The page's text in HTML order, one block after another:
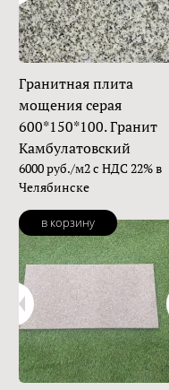
Гранитная плита
мощения серая
600*150*100. Гранит
Камбулатовский
6000 руб./м2 с НДС 22% в
Челябинске
в корзину